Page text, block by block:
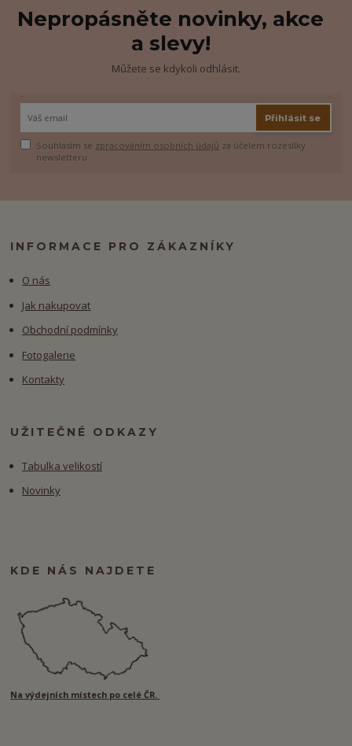
Nepropásněte novinky, akce
a slevy!
Můžete se kdykoli odhlásit.
Přihlásit se
Souhlasím se zpracováním osobních údajů za účelem rozesílky
newsletteru.
INFORMACE PRO ZÁKAZNÍKY
O nás
Jak nakupovat
Obchodní podmínky
Fotogalerie
Kontakty
UŽITEČNÉ ODKAZY
Tabulka velikostí
Novinky
KDE NÁS NAJDETE
Na výdejních místech po celé ČR.